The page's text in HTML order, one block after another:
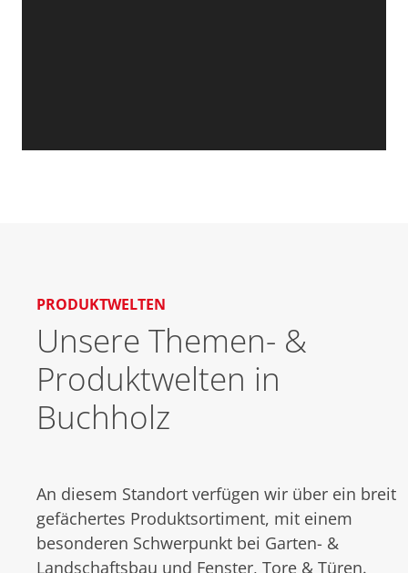
PRODUKTWELTEN
Unsere Themen- &
Produktwelten in
Buchholz
An diesem Standort verfügen wir über ein breit
gefächertes Produktsortiment, mit einem
besonderen Schwerpunkt bei Garten- &
Landschaftsbau und Fenster, Tore & Türen.